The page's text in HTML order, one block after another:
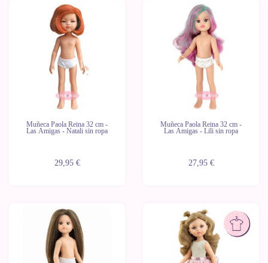
Muñeca Paola Reina 32 cm -
Las Amigas - Natali sin ropa
29,95 €
Muñeca Paola Reina 32 cm -
Las Amigas - Lili sin ropa
27,95 €